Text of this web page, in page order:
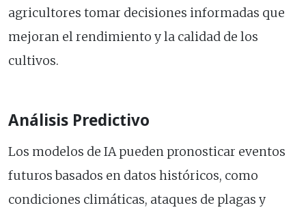
agricultores tomar decisiones informadas que
mejoran el rendimiento y la calidad de los
cultivos.
Análisis Predictivo
Los modelos de IA pueden pronosticar eventos
futuros basados en datos históricos, como
condiciones climáticas, ataques de plagas y